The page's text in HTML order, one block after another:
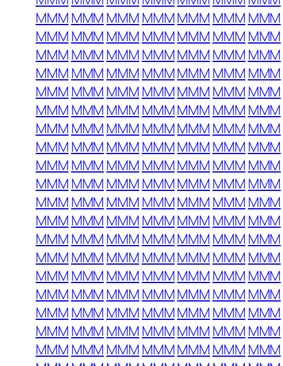
MMM MMM MMM MMMMMM MMM MMM
MMM MMM MMM MMMMMM MMM MMM
MMM MMM MMM MMMMMM MMM MMM
MMM MMM MMM MMMMMM MMM MMM
MMM MMM MMM MMMMMM MMM MMM
MMM MMM MMM MMMMMM MMM MMM
MMM MMM MMM MMMMMM MMM MMM
MMM MMM MMM MMMMMM MMM MMM
MMM MMM MMM MMMMMM MMM MMM
MMM MMM MMM MMMMMM MMM MMM
MMM MMM MMM MMMMMM MMM MMM
MMM MMM MMM MMMMMM MMM MMM
MMM MMM MMM MMMMMM MMM MMM
MMM MMM MMM MMMMMM MMM MMM
MMM MMM MMM MMMMMM MMM MMM
MMM MMM MMM MMMMMM MMM MMM
MMM MMM MMM MMMMMM MMM MMM
MMM MMM MMM MMMMMM MMM MMM
MMM MMM MMM MMMMMM MMM MMM